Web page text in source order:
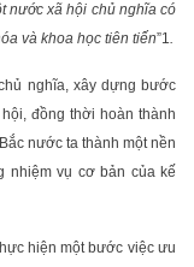
nước xã hội chủ nghĩa có
và khoa học tiên tiến”1.
nghĩa, xây dựng bước
đồng thời hoàn thành
nước ta thành một nền
nhiệm vụ cơ bản của kế
hiện một bước việc ưu